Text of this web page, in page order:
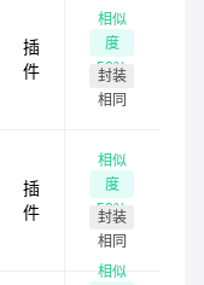
插
件
相似
度
50%
封装
相同
插
件
相似
度
50%
封装
相同
相似